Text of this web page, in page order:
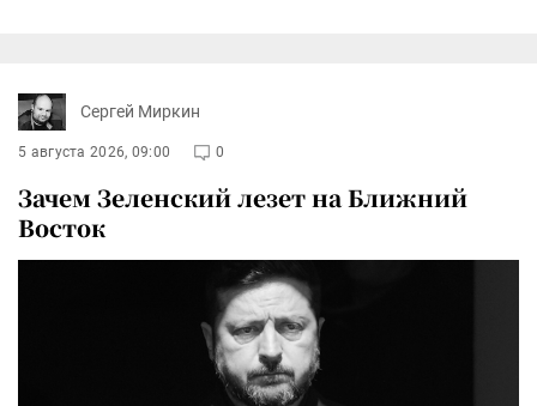
Сергей Миркин
5 августа 2026, 09:00 0
Зачем Зеленский лезет на Ближний
Восток